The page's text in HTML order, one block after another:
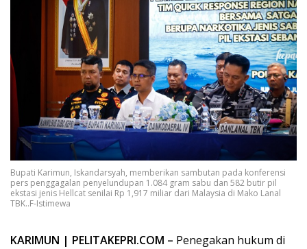
Bupati Karimun, Iskandarsyah, memberikan sambutan pada konferensi
pers penggagalan penyelundupan 1.084 gram sabu dan 582 butir pil
ekstasi jenis Hellcat senilai Rp 1,917 miliar dari Malaysia di Mako Lanal
TBK..F-Istimewa
KARIMUN | PELITAKEPRI.COM – Penegakan hukum di